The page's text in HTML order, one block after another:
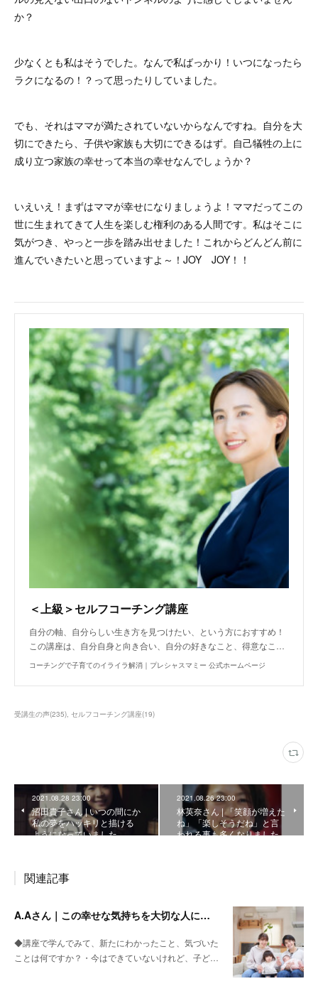
か？
少なくとも私はそうでした。なんで私ばっかり！いつになったら
ラクになるの！？って思ったりしていました。
でも、それはママが満たされていないからなんですね。自分を大
切にできたら、子供や家族も大切にできるはず。自己犠牲の上に
成り立つ家族の幸せって本当の幸せなんでしょうか？
いえいえ！まずはママが幸せになりましょうよ！ママだってこの
世に生まれてきて人生を楽しむ権利のある人間です。私はそこに
気がつき、やっと一歩を踏み出せました！これからどんどん前に
進んでいきたいと思っていますよ～！JOY JOY！！
＜上級＞セルフコーチング講座
自分の軸、自分らしい生き方を見つけたい、という方におすすめ！
この講座は、自分自身と向き合い、自分の好きなこと、得意なこ…
コーチングで子育てのイライラ解消｜プレシャスマミー 公式ホームページ
受講生の声(235) セルフコーチング講座(19)
2021.08.28 23:00
沼田貴子さん | いつの間にか
私の夢をハッキリと描ける
ようになっていました
2021.08.26 23:00
林英奈さん | 「笑顔が増えた
ね」「楽しそうだね」と言
われる事も多くなりました
関連記事
A.Aさん｜この幸せな気持ちを大切な人に返していきたいと思いました
◆講座で学んでみて、新たにわかったこと、気づいた
ことは何ですか？・今はできていないけれど、子ど…